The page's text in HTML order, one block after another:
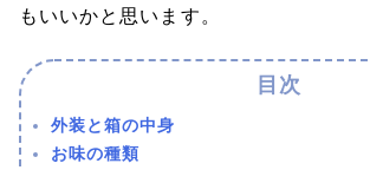
もいいかと思います。
外装と箱の中身
お味の種類